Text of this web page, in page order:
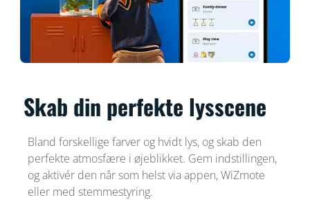
Skab din perfekte lysscene
Bland forskellige farver og hvidt lys, og skab den
perfekte atmosfære i øjeblikket. Gem indstillingen,
og aktivér den når som helst via appen, WiZmote
eller med stemmestyring.